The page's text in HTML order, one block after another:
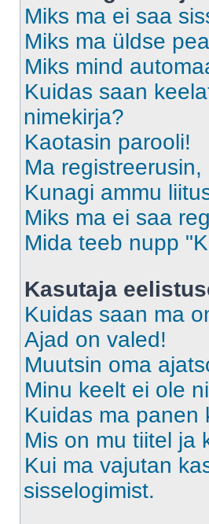
Miks ma ei saa
Miks ma üldse
Miks mind
Kuidas saan
nimekirja?
Kaotasin parooli!
Ma
Kunagi ammu
Miks ma ei saa
Mida teeb nupp
Kasutaja
Kuidas saan ma
Ajad on valed!
Muutsin oma
Minu keelt ei ole
Kuidas ma panen
Mis on mu tiitel ja
Kui ma vajutan
sisselogimist.